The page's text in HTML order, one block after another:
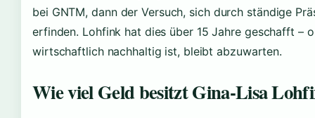
bei GNTM, dann der Versuch, sich durch ständige
erfinden. Lohfink hat dies über 15 Jahre geschafft –
wirtschaftlich nachhaltig ist, bleibt abzuwarten.
Wie viel Geld besitzt Gina-Lisa